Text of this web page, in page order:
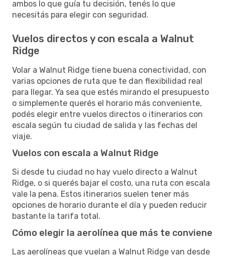
ambos lo que guía tu decisión, tenés lo que
necesitás para elegir con seguridad.
Vuelos directos y con escala a Walnut
Ridge
Volar a Walnut Ridge tiene buena conectividad, con
varias opciones de ruta que te dan flexibilidad real
para llegar. Ya sea que estés mirando el presupuesto
o simplemente querés el horario más conveniente,
podés elegir entre vuelos directos o itinerarios con
escala según tu ciudad de salida y las fechas del
viaje.
Vuelos con escala a Walnut Ridge
Si desde tu ciudad no hay vuelo directo a Walnut
Ridge, o si querés bajar el costo, una ruta con escala
vale la pena. Estos itinerarios suelen tener más
opciones de horario durante el día y pueden reducir
bastante la tarifa total.
Cómo elegir la aerolínea que más te conviene
Las aerolíneas que vuelan a Walnut Ridge van desde